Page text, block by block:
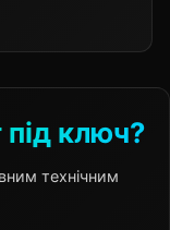
під ключ?
технічним